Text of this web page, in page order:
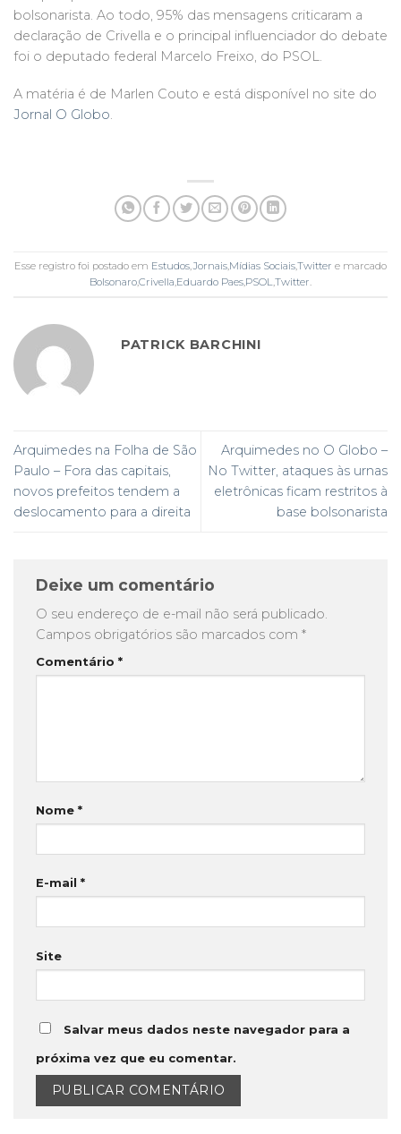
bolsonarista. Ao todo, 95% das mensagens criticaram a
declaração de Crivella e o principal influenciador do debate
foi o deputado federal Marcelo Freixo, do PSOL.
A matéria é de Marlen Couto e está disponível no site do
Jornal O Globo.
Esse registro foi postado em Estudos,Jornais,Mídias Sociais,Twitter e marcado
Bolsonaro,Crivella,Eduardo Paes,PSOL,Twitter.
PATRICK BARCHINI
Arquimedes na Folha de São
Paulo – Fora das capitais,
novos prefeitos tendem a
deslocamento para a direita
Arquimedes no O Globo –
No Twitter, ataques às urnas
eletrônicas ficam restritos à
base bolsonarista
Deixe um comentário
O seu endereço de e-mail não será publicado.
Campos obrigatórios são marcados com *
Comentário *
Nome *
E-mail *
Site
Salvar meus dados neste navegador para a
próxima vez que eu comentar.